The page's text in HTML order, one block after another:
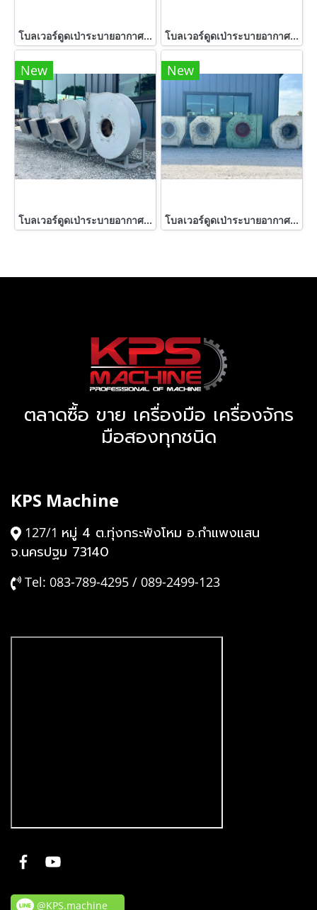
โบลเวอร์ดูดเป่าระบายอากาศ DENGYOSHA FANS JAPAN ขนาด 7.5 HP / 2900 rpm 380V เข้ามา 3 ตัว โบลเวอร์ดูดเป่าระบายอากาศ KRUGER 380V
New
โบลเวอร์ดูดเป่าระบายอากาศV & M Made in ITALYขนาด 7.5 HP 380V เข้ามา 4 ตัว
New
โบลเวอร์ดูดเป่าระบายอากาศ EBARA FAN BLOWER JAPAN ขนาด 40 HP 380V เข้ามา 4 ตัว
ตลาดซื้อ ขาย เครื่องมือ เครื่องจักร
มือสองทุกชนิด
KPS Machine
127/1 หมู่ 4 ต.ทุ่งกระพังโหม อ.กำแพงแสน
จ.นครปฐม 73140
Tel: 083-789-4295 / 089-2499-123
@KPS.machine